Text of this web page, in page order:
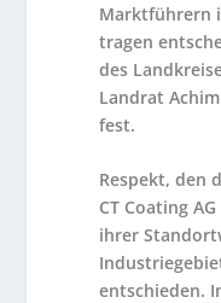
Marktführern
tragen
des
Landrat
fest.
Respekt, den
CT Coating
ihrer
entschieden.